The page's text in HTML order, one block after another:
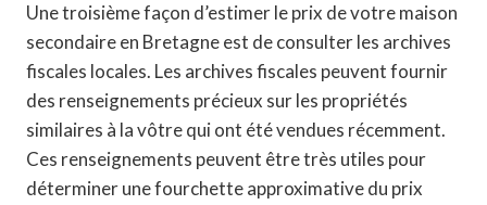
Une troisième façon d’estimer le prix de votre maison
secondaire en Bretagne est de consulter les archives
fiscales locales. Les archives fiscales peuvent fournir
des renseignements précieux sur les propriétés
similaires à la vôtre qui ont été vendues récemment.
Ces renseignements peuvent être très utiles pour
déterminer une fourchette approximative du prix